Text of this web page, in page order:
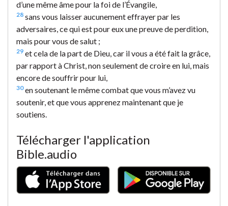
d’une même âme pour la foi de l’Évangile,
28 sans vous laisser aucunement effrayer par les
adversaires, ce qui est pour eux une preuve de perdition,
mais pour vous de salut ;
29 et cela de la part de Dieu, car il vous a été fait la grâce,
par rapport à Christ, non seulement de croire en lui, mais
encore de souffrir pour lui,
30en soutenant le même combat que vous m’avez vu
soutenir, et que vous apprenez maintenant que je
soutiens.
Télécharger l'application
Bible.audio